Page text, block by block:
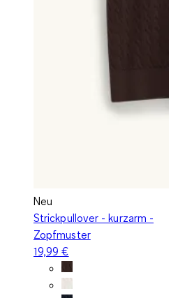
Neu
Strickpullover - kurzarm -
Zopfmuster
19,99 €